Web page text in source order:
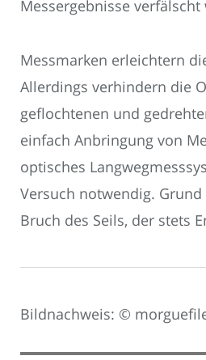
Messergebnisse verfälscht
Messmarken erleichtern
Allerdings verhindern die
geflochtenen und
einfach Anbringung von
optisches
Versuch notwendig.
Bruch des Seils, der stets
Bildnachweis: ©